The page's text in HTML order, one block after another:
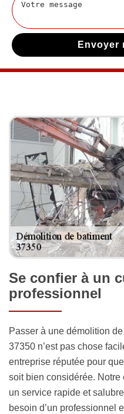
Se confier à un
professionnel
Passer à une démolition
37350 n’est pas chose
entreprise réputée pour
soit bien considérée. Notre
un service rapide et
besoin d’un professionnel